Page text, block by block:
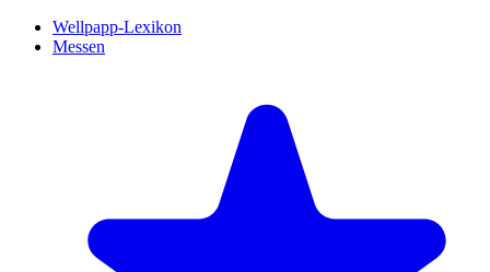
Wellpapp-Lexikon
Messen